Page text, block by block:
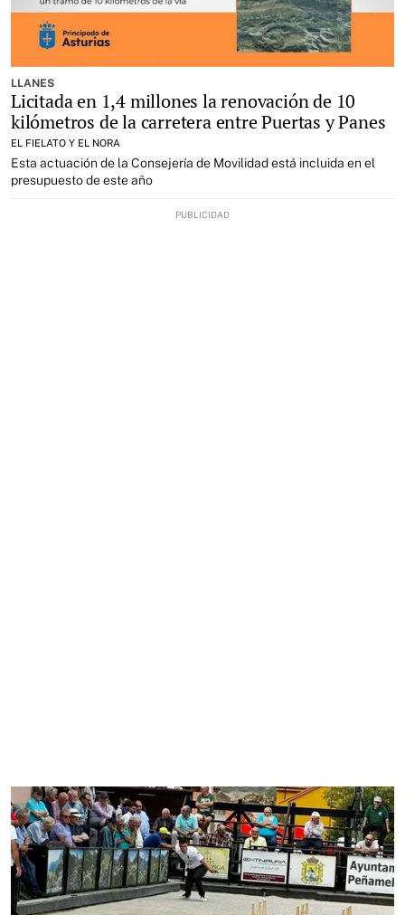
LLANES
Licitada en 1,4 millones la renovación de 10
kilómetros de la carretera entre Puertas y Panes
EL FIELATO Y EL NORA
Esta actuación de la Consejería de Movilidad está incluida en el
presupuesto de este año